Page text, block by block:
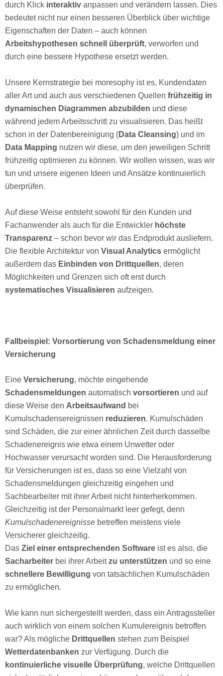
durch Klick interaktiv anpassen und verändern lassen. Dies
bedeutet nicht nur einen besseren Überblick über wichtige
Eigenschaften der Daten – auch können
Arbeitshypothesen schnell überprüft, verworfen und
durch eine bessere Hypothese ersetzt werden.
Unsere Kernstrategie bei moresophy ist es, Kundendaten
aller Art und auch aus verschiedenen Quellen frühzeitig in
dynamischen Diagrammen abzubilden und diese
während jedem Arbeitsschritt zu visualisieren. Das heißt
schon in der Datenbereinigung (Data Cleansing) und im
Data Mapping nutzen wir diese, um den jeweiligen Schritt
frühzeitig optimieren zu können. Wir wollen wissen, was wir
tun und unsere eigenen Ideen und Ansätze kontinuierlich
überprüfen.
Auf diese Weise entsteht sowohl für den Kunden und
Fachanwender als auch für die Entwickler höchste
Transparenz – schon bevor wir das Endprodukt ausliefern.
Die flexible Architektur von Visual Analytics ermöglicht
außerdem das Einbinden von Drittquellen, deren
Möglichkeiten und Grenzen sich oft erst durch
systematisches Visualisieren aufzeigen.
Fallbeispiel: Vorsortierung von Schadensmeldung einer
Versicherung
Eine Versicherung, möchte eingehende
Schadensmeldungen automatisch vorsortieren und auf
diese Weise den Arbeitsaufwand bei
Kumulschadensereignissen reduzieren. Kumulschäden
sind Schäden, die zur einer ähnlichen Zeit durch dasselbe
Schadenereignis wie etwa einem Unwetter oder
Hochwasser verursacht worden sind. Die Herausforderung
für Versicherungen ist es, dass so eine Vielzahl von
Schadensmeldungen gleichzeitig eingehen und
Sachbearbeiter mit ihrer Arbeit nicht hinterherkommen.
Gleichzeitig ist der Personalmarkt leer gefegt, denn
Kumulschadenereignisse betreffen meistens viele
Versicherer gleichzeitig.
Das Ziel einer entsprechenden Software ist es also, die
Sacharbeiter bei ihrer Arbeitzu unterstützen und so eine
schnellere Bewilligung von tatsächlichen Kumulschäden
zu ermöglichen.
Wie kann nun sichergestellt werden, dass ein Antragssteller
auch wirklich von einem solchen Kumulereignis betroffen
war? Als mögliche Drittquellen stehen zum Beispiel
Wetterdatenbanken zur Verfügung. Durch die
kontinuierliche visuelle Überprüfung, welche Drittquellen